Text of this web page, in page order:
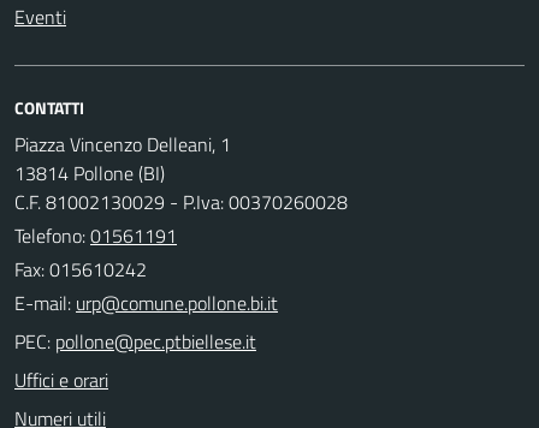
Eventi
CONTATTI
Piazza Vincenzo Delleani, 1
13814 Pollone (BI)
C.F. 81002130029 - P.Iva: 00370260028
Telefono:01561191
Fax: 015610242
E-mail:
PEC:
Uffici e orari
Numeri utili